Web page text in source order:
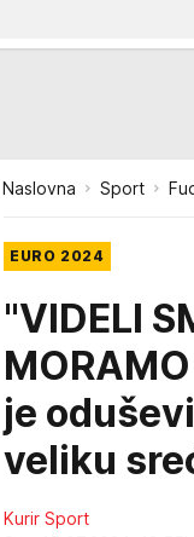
Naslovna Sport
EURO 2024
"VIDELI
je
veliku
Kurir Sport